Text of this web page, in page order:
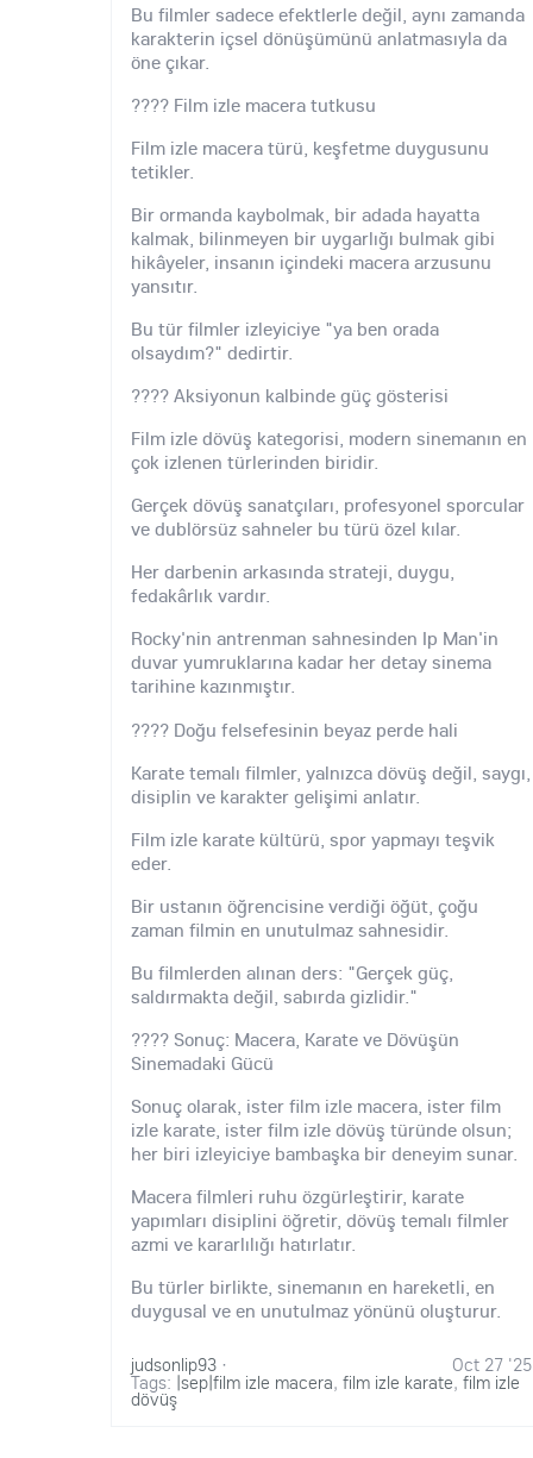
Bu filmler sadece efektlerle değil, aynı zamanda
karakterin içsel dönüşümünü anlatmasıyla da
öne çıkar.
???? Film izle macera tutkusu
Film izle macera türü, keşfetme duygusunu
tetikler.
Bir ormanda kaybolmak, bir adada hayatta
kalmak, bilinmeyen bir uygarlığı bulmak gibi
hikâyeler, insanın içindeki macera arzusunu
yansıtır.
Bu tür filmler izleyiciye "ya ben orada
olsaydım?" dedirtir.
???? Aksiyonun kalbinde güç gösterisi
Film izle dövüş kategorisi, modern sinemanın en
çok izlenen türlerinden biridir.
Gerçek dövüş sanatçıları, profesyonel sporcular
ve dublörsüz sahneler bu türü özel kılar.
Her darbenin arkasında strateji, duygu,
fedakârlık vardır.
Rocky'nin antrenman sahnesinden Ip Man'in
duvar yumruklarına kadar her detay sinema
tarihine kazınmıştır.
???? Doğu felsefesinin beyaz perde hali
Karate temalı filmler, yalnızca dövüş değil, saygı,
disiplin ve karakter gelişimi anlatır.
Film izle karate kültürü, spor yapmayı teşvik
eder.
Bir ustanın öğrencisine verdiği öğüt, çoğu
zaman filmin en unutulmaz sahnesidir.
Bu filmlerden alınan ders: "Gerçek güç,
saldırmakta değil, sabırda gizlidir."
???? Sonuç: Macera, Karate ve Dövüşün
Sinemadaki Gücü
Sonuç olarak, ister film izle macera, ister film
izle karate, ister film izle dövüş türünde olsun;
her biri izleyiciye bambaşka bir deneyim sunar.
Macera filmleri ruhu özgürleştirir, karate
yapımları disiplini öğretir, dövüş temalı filmler
azmi ve kararlılığı hatırlatır.
Bu türler birlikte, sinemanın en hareketli, en
duygusal ve en unutulmaz yönünü oluşturur.
judsonlip93 Oct 27 '25
·
Tags: |sep|film izle macera, film izle karate, film izle
dövüş